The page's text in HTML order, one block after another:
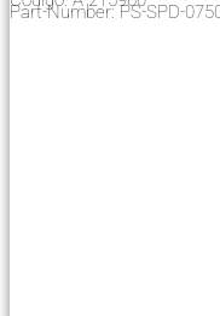
Part-Number: PS-SPD-